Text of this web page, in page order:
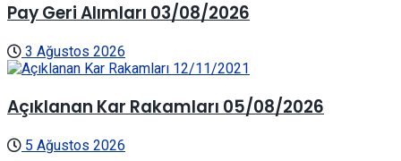
Pay Geri Alımları 03/08/2026
3 Ağustos 2026
Açıklanan Kar Rakamları 05/08/2026
5 Ağustos 2026